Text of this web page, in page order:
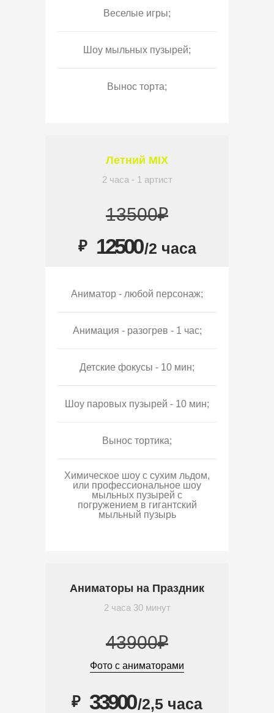
Веселые игры;
Шоу мыльных пузырей;
Вынос торта;
Летний MIX
2 часа - 1 артист
13500₽
₽ 12500/2 часа
Аниматор - любой персонаж;
Анимация - разогрев - 1 час;
Детские фокусы - 10 мин;
Шоу паровых пузырей - 10 мин;
Вынос тортика;
Химическое шоу с сухим льдом,
или профессиональное шоу
мыльных пузырей с
погружением в гигантский
мыльный пузырь
Аниматоры на Праздник
2 часа 30 минут
43900₽
Фото с аниматорами
₽ 33900/2,5 часа